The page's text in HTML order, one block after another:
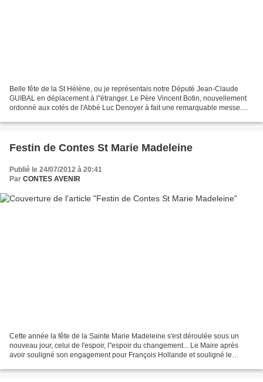
Belle fête de la St Hélène, ou je représentais notre Député Jean-Claude
GUIBAL en déplacement à l"étranger. Le Père Vincent Botin, nouvellement
ordonné aux cotés de l'Abbé Luc Denoyer à fait une remarquable messe.
Festin de Contes St Marie Madeleine
Publié le 24/07/2012 à 20:41
Par CONTES AVENIR
Cette année la fête de la Sainte Marie Madeleine s'est déroulée sous un
nouveau jour, celui de l'espoir, l"espoir du changement... Le Maire après
avoir souligné son engagement pour François Hollande et souligné le